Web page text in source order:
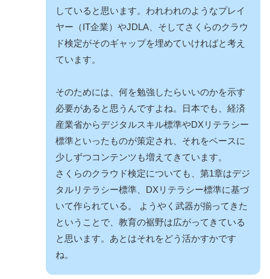
していると思います。われわれのようなプレイ
ヤー（IT企業）やJDLA、そしてさくらのクラウ
ド検定がそのギャップを埋めていければと考え
ています。
そのためには、何を勉強したらいいのかを示す
必要があると思うんですよね。日本でも、経済
産業省からデジタルスキル標準やDXリテラシー
標準といったものが策定され、それをベースに
少しずつコンテンツも増えてきています。
さくらのクラウド検定についても、第1章はデジ
タルリテラシー標準、DXリテラシー標準に基づ
いて作られている。 ようやく武器が揃ってきた
ということで、教育の裾野は広がってきている
と思います。あとはそれをどう活かすかです
ね。